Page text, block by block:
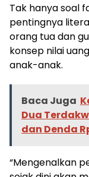
Tak hanya soal
pentingnya
orang tua dan
konsep nilai
anak-anak.
Baca Juga
Dua
dan Denda
“Mengenalkan